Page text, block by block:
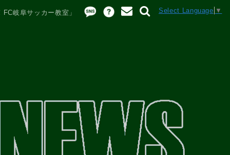
Select Language ▼
岐阜サッカー教室」